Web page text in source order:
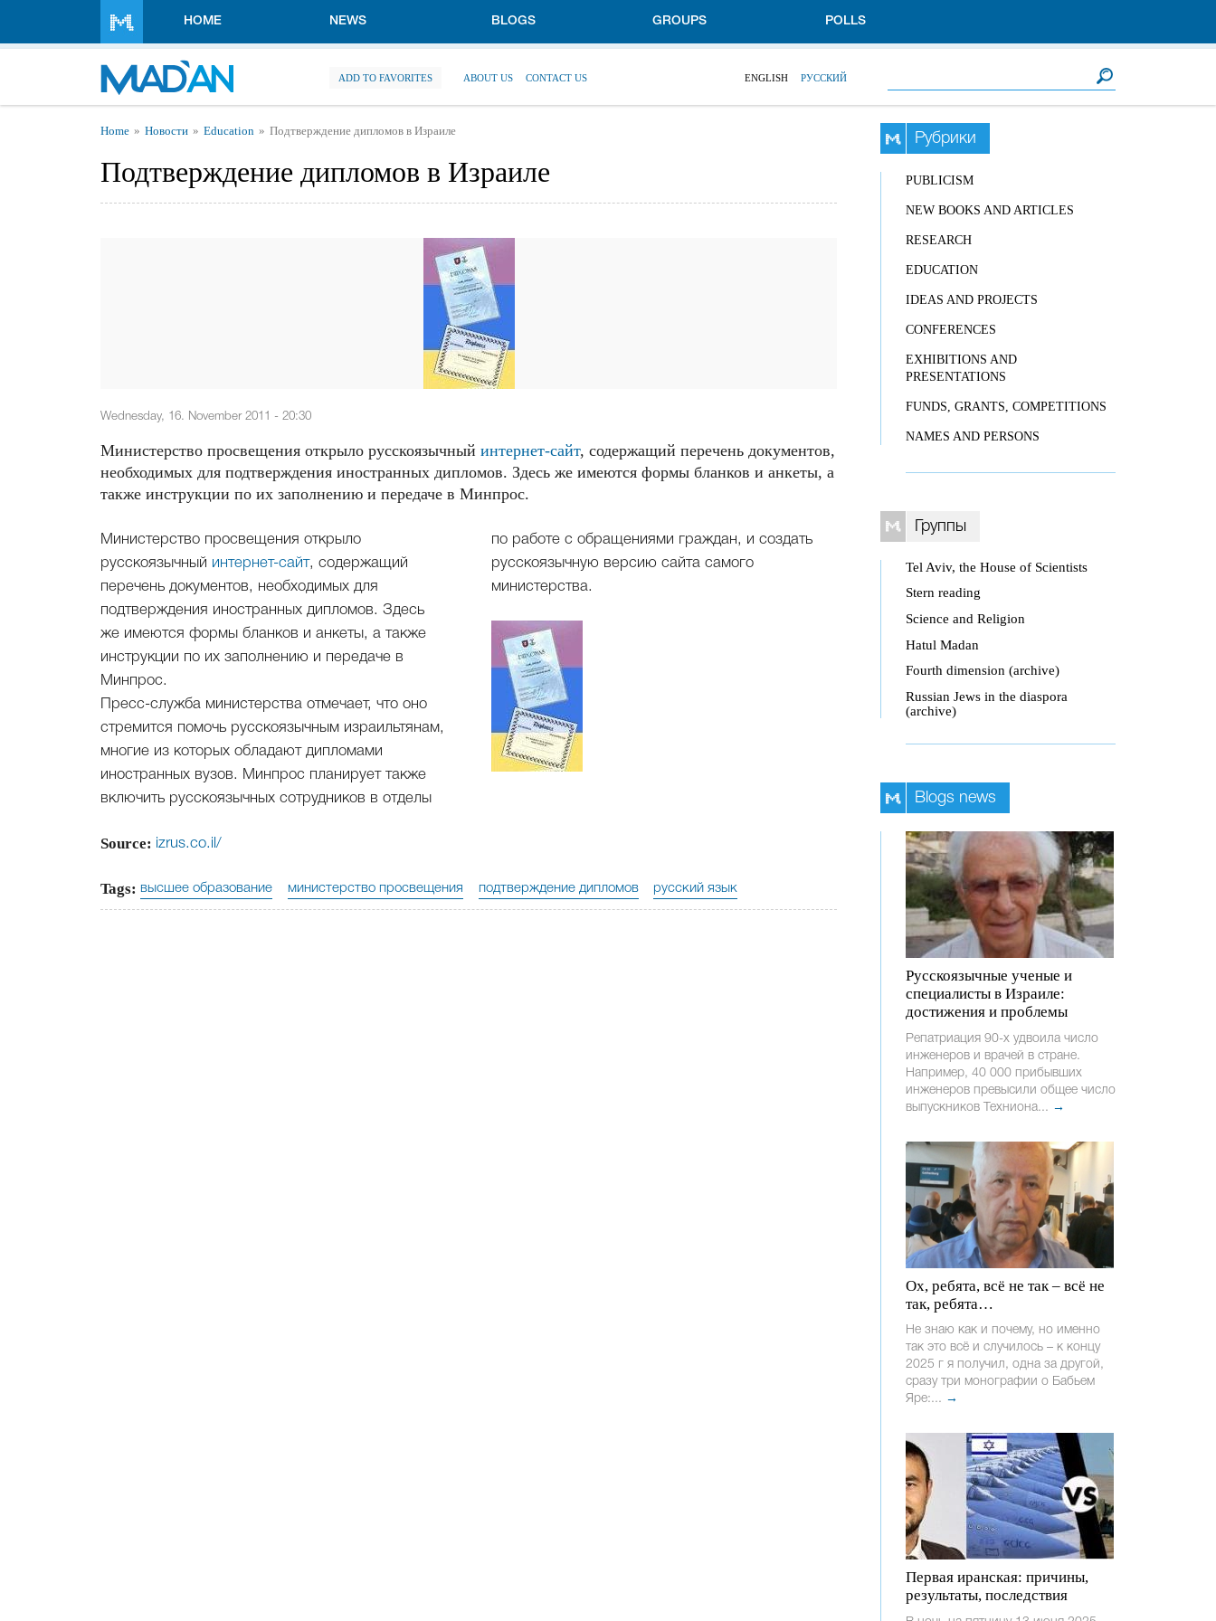
HOME NEWS BLOGS GROUPS POLLS
ADD TO FAVORITES ABOUT US CONTACT US ENGLISH РУССКИЙ
You are here
Home Новости Education Подтверждение дипломов в Израиле
Подтверждение дипломов в Израиле
Wednesday, 16. November 2011 - 20:30
Министерство просвещения открыло русскоязычный интернет-сайт, содержащий перечень документов,
необходимых для подтверждения иностранных дипломов. Здесь же имеются формы бланков и анкеты, а
также инструкции по их заполнению и передаче в Минпрос.
Министерство просвещения открыло
русскоязычный интернет-сайт, содержащий
перечень документов, необходимых для
подтверждения иностранных дипломов. Здесь
же имеются формы бланков и анкеты, а также
инструкции по их заполнению и передаче в
Минпрос.
Пресс-служба министерства отмечает, что оно
стремится помочь русскоязычным израильтянам,
многие из которых обладают дипломами
иностранных вузов. Минпрос планирует также
включить русскоязычных сотрудников в отделы
по работе с обращениями граждан, и создать
русскоязычную версию сайта самого
министерства.
Source: izrus.co.il/
Tags: высшее образование министерство просвещения подтверждение дипломов русский язык
Рубрики
PUBLICISM
NEW BOOKS AND ARTICLES
RESEARCH
EDUCATION
IDEAS AND PROJECTS
CONFERENCES
EXHIBITIONS AND
PRESENTATIONS
FUNDS, GRANTS, COMPETITIONS
NAMES AND PERSONS
Группы
Tel Aviv, the House of Scientists
Stern reading
Science and Religion
Hatul Madan
Fourth dimension (archive)
Russian Jews in the diaspora
(archive)
Blogs news
Русскоязычные ученые и
специалисты в Израиле:
достижения и проблемы
Репатриация 90-х удвоила число
инженеров и врачей в стране.
Например, 40 000 прибывших
инженеров превысили общее число
выпускников Техниона... →
Ох, ребята, всё не так – всё не
так, ребята…
Не знаю как и почему, но именно
так это всё и случилось – к концу
2025 г я получил, одна за другой,
сразу три монографии о Бабьем
Яре:... →
Первая иранская: причины,
результаты, последствия